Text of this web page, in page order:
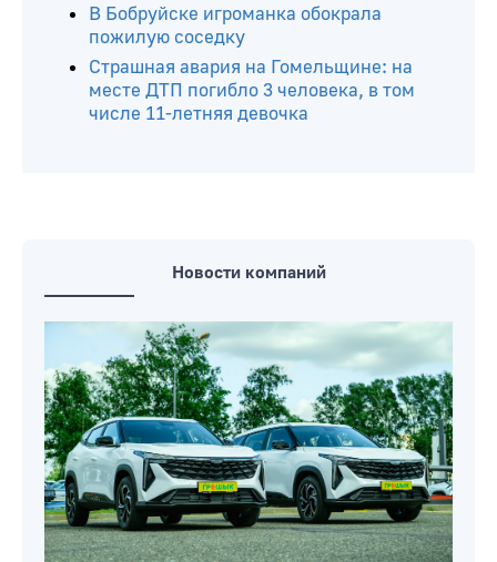
В Бобруйске игроманка обокрала
пожилую соседку
Страшная авария на Гомельщине: на
месте ДТП погибло 3 человека, в том
числе 11-летняя девочка
Новости компаний